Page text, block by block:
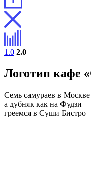
1.0 2.0
Логотип кафе
Семь самураев в Москве
а дубняк как на Фудзи
греемся в Суши Бистро